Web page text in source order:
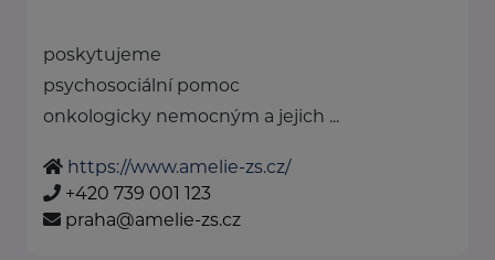
poskytujeme
psychosociální pomoc
onkologicky nemocným a jejich ...
https://www.amelie-zs.cz/
+420 739 001 123
praha@amelie-zs.cz